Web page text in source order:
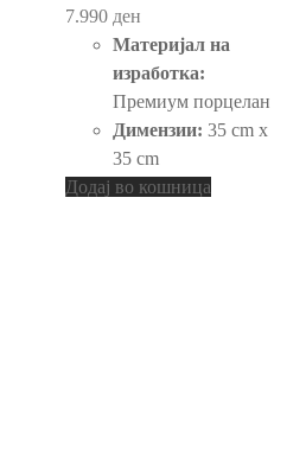
7.990 ден
Материјал на
изработка:
Премиум порцелан
Димензии: 35 cm x
35 cm
Додај во кошница